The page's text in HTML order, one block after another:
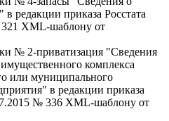
в редакции приказа Росстата
XML-шаблону от
№ 2-приватизация "Сведения
комплекса
или муниципального
в редакции приказа
№ 336 XML-шаблону от